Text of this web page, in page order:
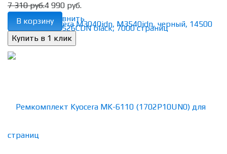
избранное сравнить
7 310 руб.4 990 руб.
В корзину